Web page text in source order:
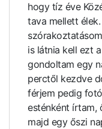
hogy tíz éve
tava mellett
is látnia kell ezt
gondoltam egy
perctől kezdve
férjem pedig
esténként írtam,
majd egy őszi